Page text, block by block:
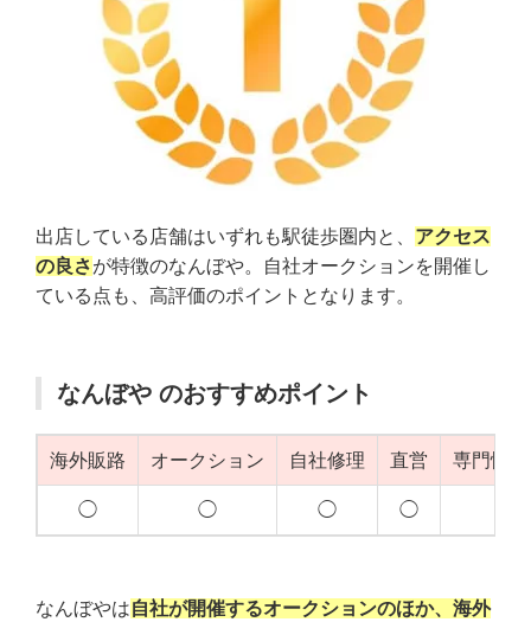
出店している店舗はいずれも駅徒歩圏内と、 アクセス
の良さが特徴のなんぼや。自社オークションを開催し
ている点も、高評価のポイントとなります。
なんぼや のおすすめポイント
海外販路 オークション 自社修理 直営 専門性
◯ ◯ ◯ ◯
なんぼやは自社が開催するオークションのほか、海外